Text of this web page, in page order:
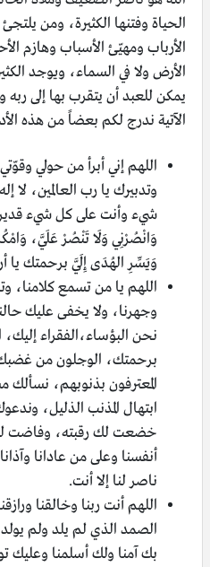
الحياة وفتنها الكثيرة، ومن
الأرباب ومهيّئ الأسباب وهازم
الأرض ولا في السماء، ويوجد
يمكن للعبد أن يتقرب بها إلى ربه
الآتية ندرج لكم بعضاً من هذه
‏اللهم إني أبرأ من حولي
وتدبيرك يا رب العالمين، لا
شيء وأنت على كل شيء
وَانْصُرْنِي وَلَا تَنْصُرْ عَلَيَّ،
وَيَسِّرِ الهُدَى إِلَيَّ برحمتك يا
اللهم يا من تسمع كلامنا،
وجهرنا، ولا يخفى عليك
نحن البؤساء،الفقراء إليك،
برحمتك، الوجلون من
المعترفون بذنوبهم، نسألك
ابتهال المذنب الذليل،
خضعت لك رقبته، وفاضت لك
أنفسنا وعلى من عادانا
ناصر لنا إلا أنت.
اللهم أنت ربنا وخالقنا
الصمد الذي لم يلد ولم
بك آمنا ولك أسلمنا وعليك